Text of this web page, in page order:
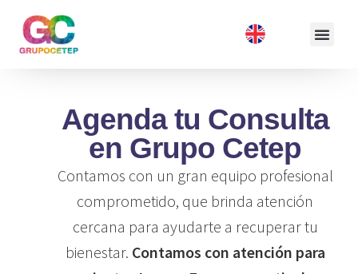
Agenda tu Consulta
en Grupo Cetep
Contamos con un gran equipo profesional
comprometido, que brinda atención
cercana para ayudarte a recuperar tu
bienestar. Contamos con atención para